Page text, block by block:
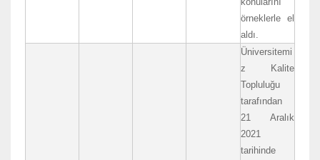
örneklerle el
aldı.
Üniversitemi
z Kalite
Topluluğu
tarafından
21 Aralık
2021
tarihinde